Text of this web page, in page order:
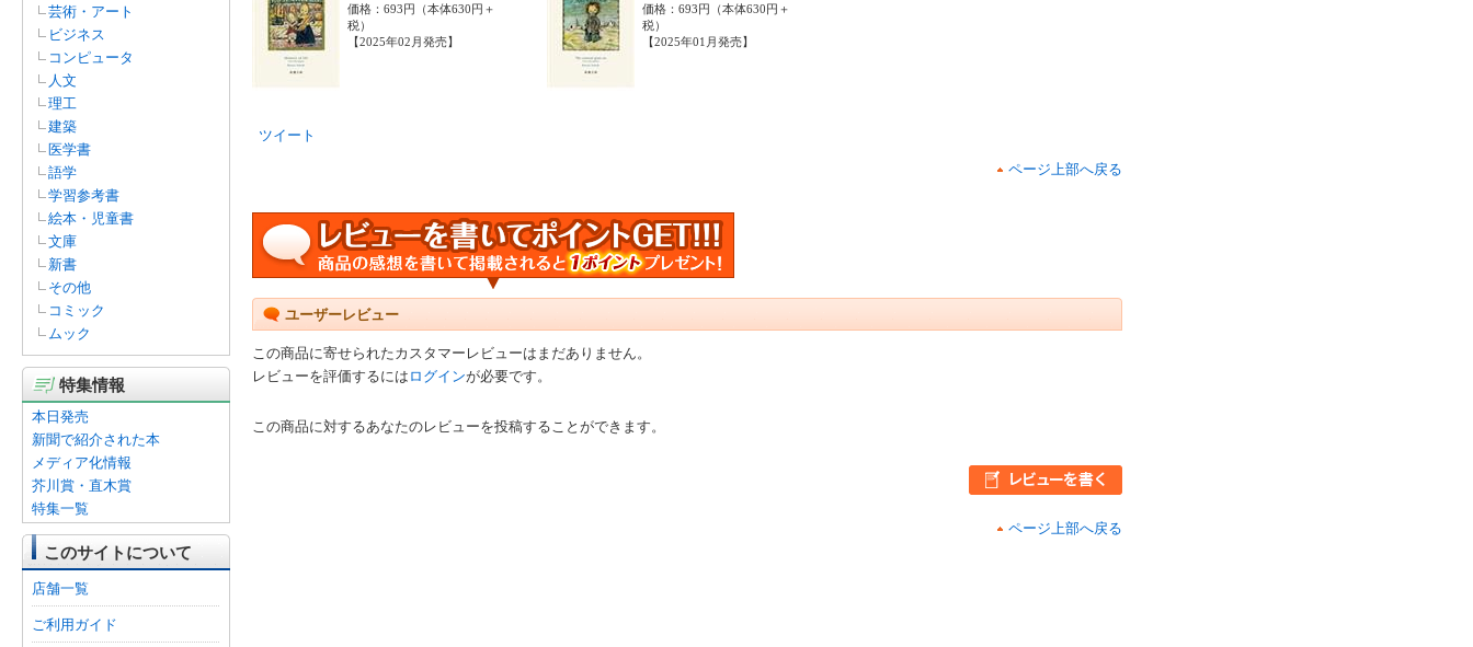
芸術・アート
ビジネス
コンピュータ
人文
理工
建築
医学書
語学
学習参考書
絵本・児童書
文庫
新書
その他
コミック
ムック
特集情報
本日発売
新聞で紹介された本
メディア化情報
芥川賞・直木賞
特集一覧
このサイトについて
店舗一覧
ご利用ガイド
価格：693円（本体630円＋
税）
【2025年02月発売】
価格：693円（本体630円＋
税）
【2025年01月発売】
ツイート
ページ上部へ戻る
ユーザーレビュー
この商品に寄せられたカスタマーレビューはまだありません。
レビューを評価するには ログインが必要です。
この商品に対するあなたのレビューを投稿することができます。
ページ上部へ戻る